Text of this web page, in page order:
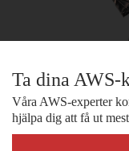
Ta dina
Våra AWS-experter
hjälpa dig att få ut